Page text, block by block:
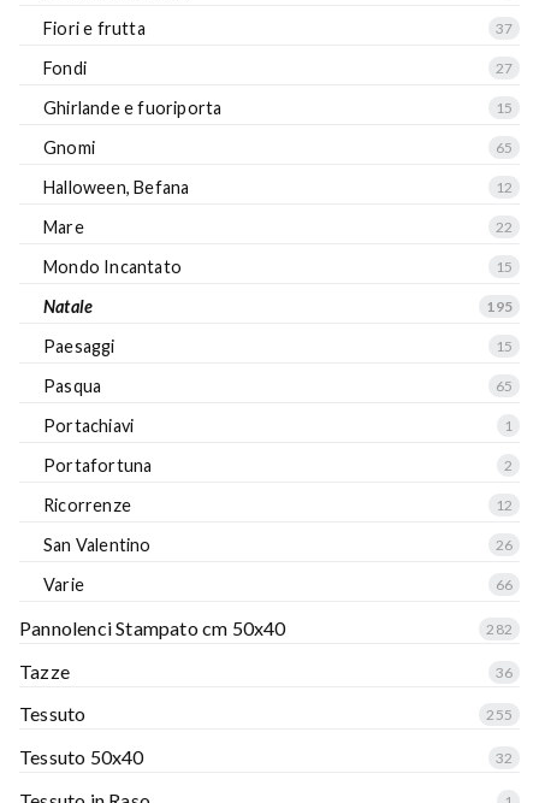
Fiori e frutta 37
Fondi 27
Ghirlande e fuoriporta 15
Gnomi 65
Halloween, Befana 12
Mare 22
Mondo Incantato 15
Natale 195
Paesaggi 15
Pasqua 65
Portachiavi 1
Portafortuna 2
Ricorrenze 12
San Valentino 26
Varie 66
Pannolenci Stampato cm 50x40 282
Tazze 36
Tessuto 255
Tessuto 50x40 32